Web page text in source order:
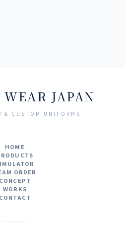
JAPAN
& CUSTOM UNIFORMS
HOME
ORDER
CONCEPT
WORKS
CONTACT